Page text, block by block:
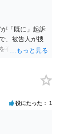
「既に」起訴
、被告人が捜
有効に送達で
その意味で
ように見受け
であれば、民
裁判所を通じ
資力があるか
役にたった 1